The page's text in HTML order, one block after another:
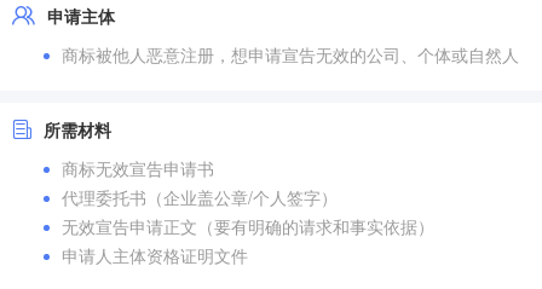
申请主体
商标被他人恶意注册，想申请宣告无效的公司、个体或自然人
所需材料
商标无效宣告申请书
代理委托书（企业盖公章/个人签字）
无效宣告申请正文（要有明确的请求和事实依据）
申请人主体资格证明文件